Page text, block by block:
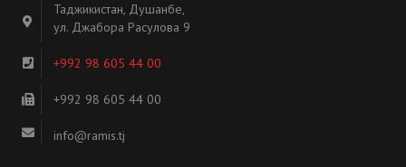
Таджикистан, Душанбе,
ул. Джабора Расулова 9
+992 98 605 44 00
+992 98 605 44 00
info@ramis.tj